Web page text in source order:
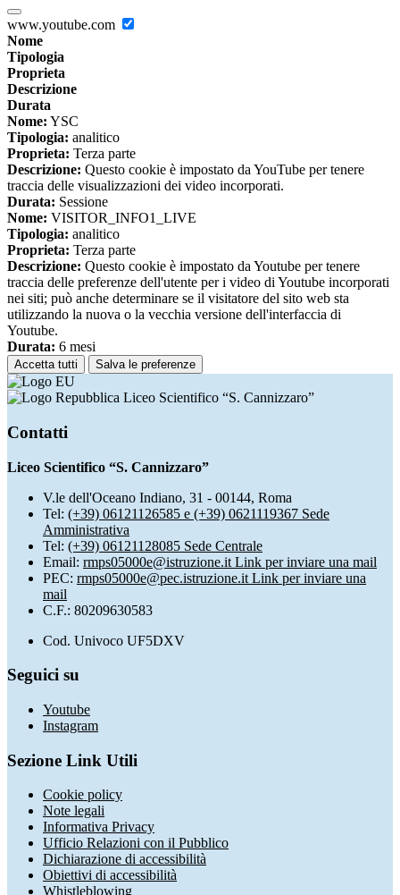
www.youtube.com
Nome
Tipologia
Proprieta
Descrizione
Durata
Nome: YSC
Tipologia: analitico
Proprieta: Terza parte
Descrizione: Questo cookie è impostato da YouTube per tenere
traccia delle visualizzazioni dei video incorporati.
Durata: Sessione
Nome: VISITOR_INFO1_LIVE
Tipologia: analitico
Proprieta: Terza parte
Descrizione: Questo cookie è impostato da Youtube per tenere
traccia delle preferenze dell'utente per i video di Youtube incorporati
nei siti; può anche determinare se il visitatore del sito web sta
utilizzando la nuova o la vecchia versione dell'interfaccia di
Youtube.
Durata: 6 mesi
Accetta tutti Salva le preferenze
Liceo Scientifico “S. Cannizzaro”
Contatti
Liceo Scientifico “S. Cannizzaro”
V.le dell'Oceano Indiano, 31 - 00144, Roma
Tel: (+39) 06121126585 e (+39) 0621119367 Sede
Amministrativa
Tel: (+39) 06121128085 Sede Centrale
Email: rmps05000e@istruzione.it Link per inviare una mail
PEC: rmps05000e@pec.istruzione.it Link per inviare una
mail
C.F.: 80209630583
Cod. Univoco UF5DXV
Seguici su
Youtube
Instagram
Sezione Link Utili
Cookie policy
Note legali
Informativa Privacy
Ufficio Relazioni con il Pubblico
Dichiarazione di accessibilità
Obiettivi di accessibilità
Whistleblowing